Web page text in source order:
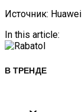
Источник: Huawei
In this article:
В ТРЕНДЕ